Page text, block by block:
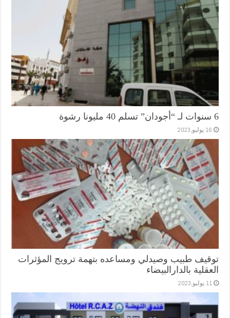
6 سنوات لـ “أجودان” تسلم 40 مليونا رشوة
16 يوليو,2023
توقيف طبيب وصيدلي ومساعده بتهمة ترويج المؤثرات
العقلية بالدارالبيضاء
11 يوليو,2023